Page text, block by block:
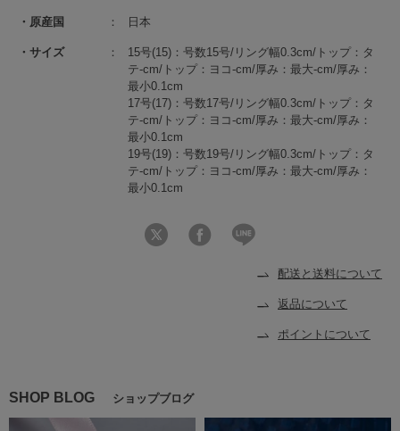
原産国 日本
サイズ
15号(15)：号数15号/リング幅0.3cm/トップ：タ
テ-cm/トップ：ヨコ-cm/厚み：最大-cm/厚み：
最小0.1cm
17号(17)：号数17号/リング幅0.3cm/トップ：タ
テ-cm/トップ：ヨコ-cm/厚み：最大-cm/厚み：
最小0.1cm
19号(19)：号数19号/リング幅0.3cm/トップ：タ
テ-cm/トップ：ヨコ-cm/厚み：最大-cm/厚み：
最小0.1cm
配送と送料について
返品について
ポイントについて
SHOP BLOG ショップブログ